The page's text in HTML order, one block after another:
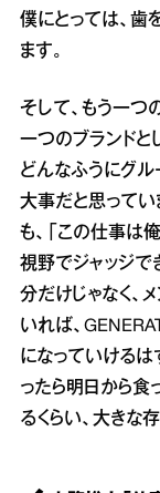
僕にとっては、歯
ます。
そして、もう一つ
一つのブランドと
どんなふうにグ
大事だと思ってい
も、「この仕事は
視野でジャッジで
分だけじゃなく、
いれば、
になっていけるは
ったら明日から食
るくらい、大きな